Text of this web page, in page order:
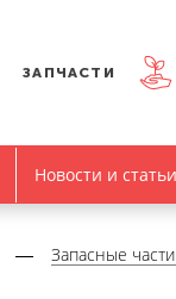
ЗАПЧАСТИ
Новости и статьи
Запасные